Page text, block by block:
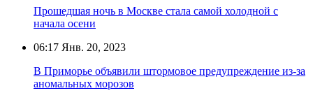
Прошедшая ночь в Москве стала самой холодной с
начала осени
06:17 Янв. 20, 2023
В Приморье объявили штормовое предупреждение из-за
аномальных морозов